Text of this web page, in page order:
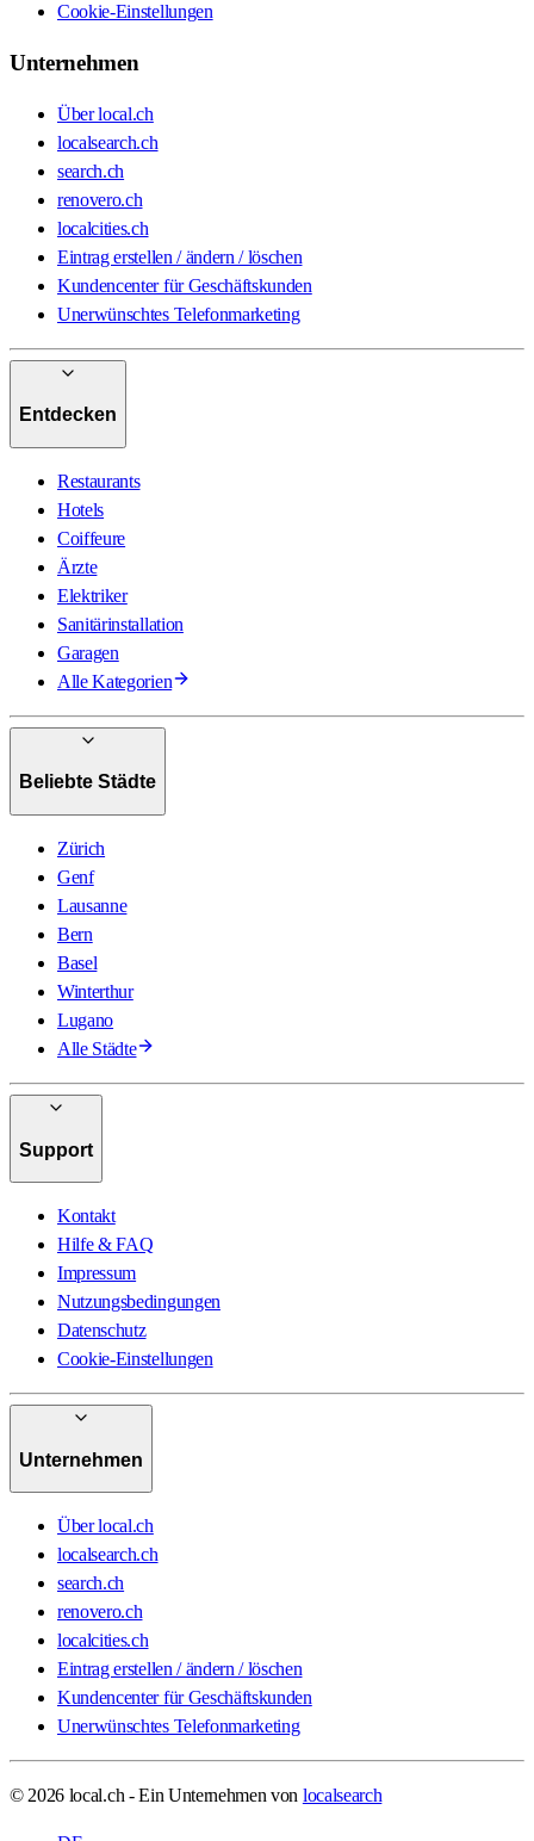
Cookie-Einstellungen
Unternehmen
Über local.ch
localsearch.ch
search.ch
renovero.ch
localcities.ch
Eintrag erstellen / ändern / löschen
Kundencenter für Geschäftskunden
Unerwünschtes Telefonmarketing
Entdecken
Restaurants
Hotels
Coiffeure
Ärzte
Elektriker
Sanitärinstallation
Garagen
Alle Kategorien
Beliebte Städte
Zürich
Genf
Lausanne
Bern
Basel
Winterthur
Lugano
Alle Städte
Support
Kontakt
Hilfe & FAQ
Impressum
Nutzungsbedingungen
Datenschutz
Cookie-Einstellungen
Unternehmen
Über local.ch
localsearch.ch
search.ch
renovero.ch
localcities.ch
Eintrag erstellen / ändern / löschen
Kundencenter für Geschäftskunden
Unerwünschtes Telefonmarketing
© 2026 local.ch - Ein Unternehmen von localsearch